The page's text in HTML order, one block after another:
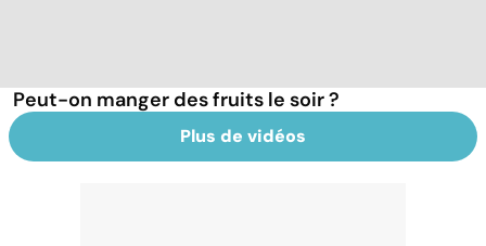
Peut-on manger des fruits le soir ?
Plus de vidéos